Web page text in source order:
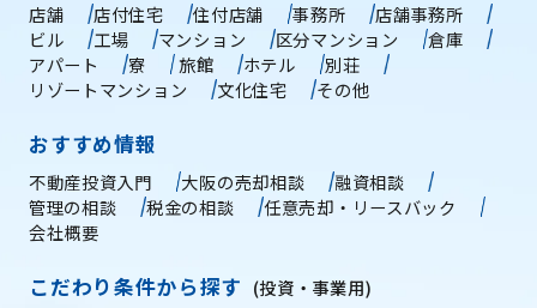
店舗
店付住宅 住付店舗 事務所
店舗事務所
ビル
工場 マンション 区分マンション
倉庫
アパート
寮 旅館 ホテル
別荘
リゾートマンション
文化住宅 その他
おすすめ情報
不動産投資入門 大阪の売却相談
融資相談
管理の相談
税金の相談
任意売却・リースバック
会社概要
こだわり条件から探す (投資・事業用)